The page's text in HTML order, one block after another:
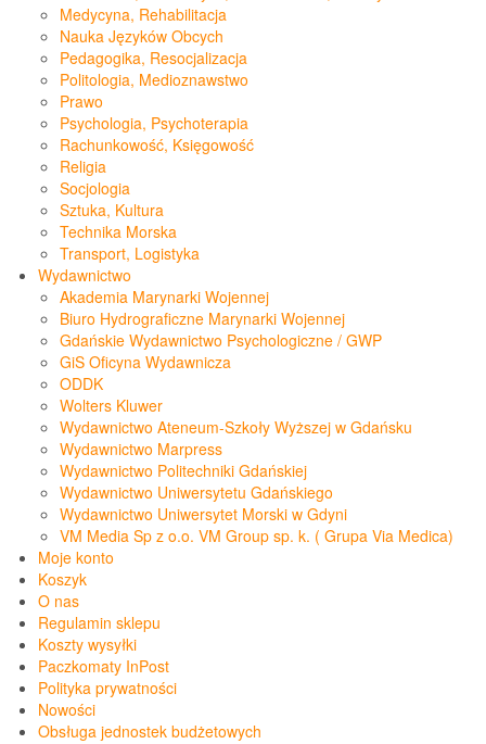
Medycyna, Rehabilitacja
Nauka Języków Obcych
Pedagogika, Resocjalizacja
Politologia, Medioznawstwo
Prawo
Psychologia, Psychoterapia
Rachunkowość, Księgowość
Religia
Socjologia
Sztuka, Kultura
Technika Morska
Transport, Logistyka
Wydawnictwo
Akademia Marynarki Wojennej
Biuro Hydrograficzne Marynarki Wojennej
Gdańskie Wydawnictwo Psychologiczne / GWP
GiS Oficyna Wydawnicza
ODDK
Wolters Kluwer
Wydawnictwo Ateneum-Szkoły Wyższej w Gdańsku
Wydawnictwo Marpress
Wydawnictwo Politechniki Gdańskiej
Wydawnictwo Uniwersytetu Gdańskiego
Wydawnictwo Uniwersytet Morski w Gdyni
VM Media Sp z o.o. VM Group sp. k. ( Grupa Via Medica)
Moje konto
Koszyk
O nas
Regulamin sklepu
Koszty wysyłki
Paczkomaty InPost
Polityka prywatności
Nowości
Obsługa jednostek budżetowych